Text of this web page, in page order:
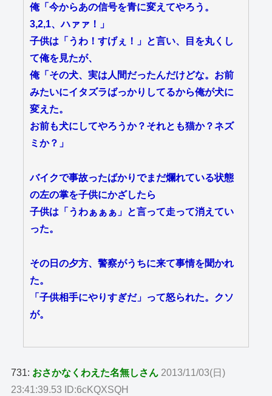
俺「今からあの信号を青に変えてやろう。
3,2,1、ハァァ！」
子供は「うわ！すげぇ！」と言い、目を丸くし
て俺を見たが、
俺「その犬、実は人間だったんだけどな。お前
みたいにイタズラばっかりしてるから俺が犬に
変えた。
お前も犬にしてやろうか？それとも猫か？ネズ
ミか？」
バイクで事故ったばかりでまだ爛れている状態
の左の掌を子供にかざしたら
子供は「うわぁぁぁ」と言って走って消えてい
った。
その日の夕方、警察がうちに来て事情を聞かれ
た。
「子供相手にやりすぎだ」って怒られた。クソ
が。
731: おさかなくわえた名無しさん 2013/11/03(日)
23:41:39.53 ID:6cKQXSQH